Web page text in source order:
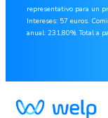
representativo para un
Intereses: 57 euros.
anual: 231,80%. Total a